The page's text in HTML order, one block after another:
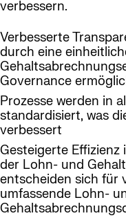
verbessern.
Verbesserte
durch eine
Governance
Prozesse werden in
standardisiert, was
verbessert
Gesteigerte Effizienz
der Lohn- und
entscheiden sich für
umfassende Lohn-